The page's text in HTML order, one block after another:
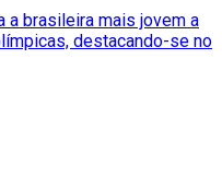
a brasileira mais jovem a
destacando-se no